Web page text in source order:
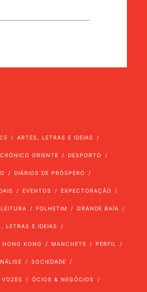
ARTES, LETRAS E IDEIAS
CRÓNICO ORIENTE DESPORTO
DIÁRIOS DE PRÓSPERO
EVENTOS EXPECTORAÇÃO
FOLHETIM GRANDE BAÍA
LETRAS E IDEIAS
KONG MANCHETE PERFIL
SOCIEDADE
VOZES ÓCIOS & NEGÓCIOS